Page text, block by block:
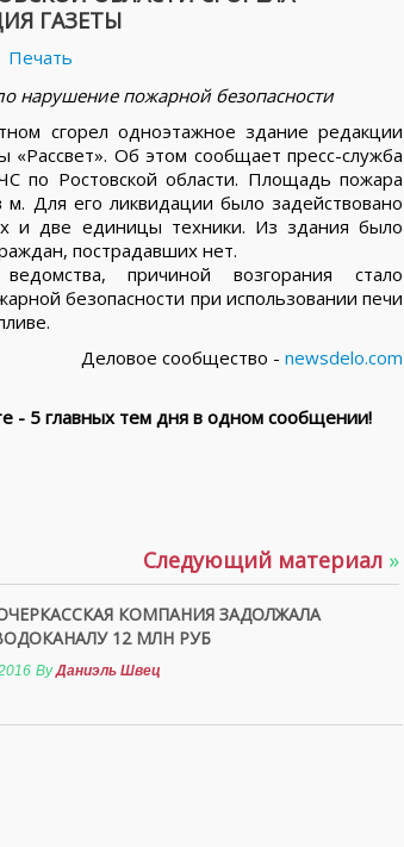
ГАЗЕТЫ
Печать
нарушение пожарной безопасности
сгорел одноэтажное здание редакции
«Рассвет». Об этом сообщает пресс-служба
по Ростовской области. Площадь пожара
м. Для его ликвидации было задействовано
и две единицы техники. Из здания было
пострадавших нет.
причиной возгорания стало
безопасности при использовании печи
Деловое сообщество - newsdelo.com
- 5 главных тем дня в одном сообщении!
Следующий материал »
КОМПАНИЯ ЗАДОЛЖАЛА
12 МЛН РУБ
ByДаниэль Швец